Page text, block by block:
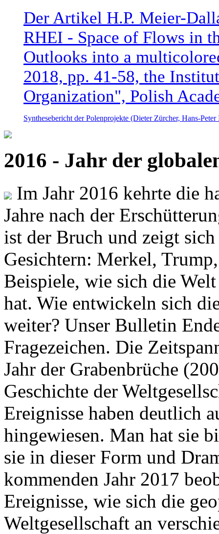
Der Artikel H.P. Meier-
RHEI - Space of Flows in
Outlooks into a
2018, pp. 41-58, the
Organization", Polish
Synthesebericht der Polenprojekte (Dieter Zürcher, Hans-
2016 - Jahr der
Im Jahr 2016 kehrte die
Jahre nach der
ist der Bruch und zeigt
Gesichtern: Merkel,
Beispiele, wie sich die
hat. Wie entwickeln sich
weiter? Unser Bulletin
Fragezeichen. Die
Jahr der Grabenbrüche
Geschichte der
Ereignisse haben deutlich
hingewiesen. Man hat sie
sie in dieser Form und
kommenden Jahr 2017
Ereignisse, wie sich die
Weltgesellschaft an